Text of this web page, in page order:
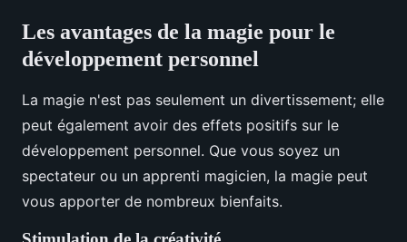
Les avantages de la magie pour le
développement personnel
La magie n'est pas seulement un divertissement; elle
peut également avoir des effets positifs sur le
développement personnel. Que vous soyez un
spectateur ou un apprenti magicien, la magie peut
vous apporter de nombreux bienfaits.